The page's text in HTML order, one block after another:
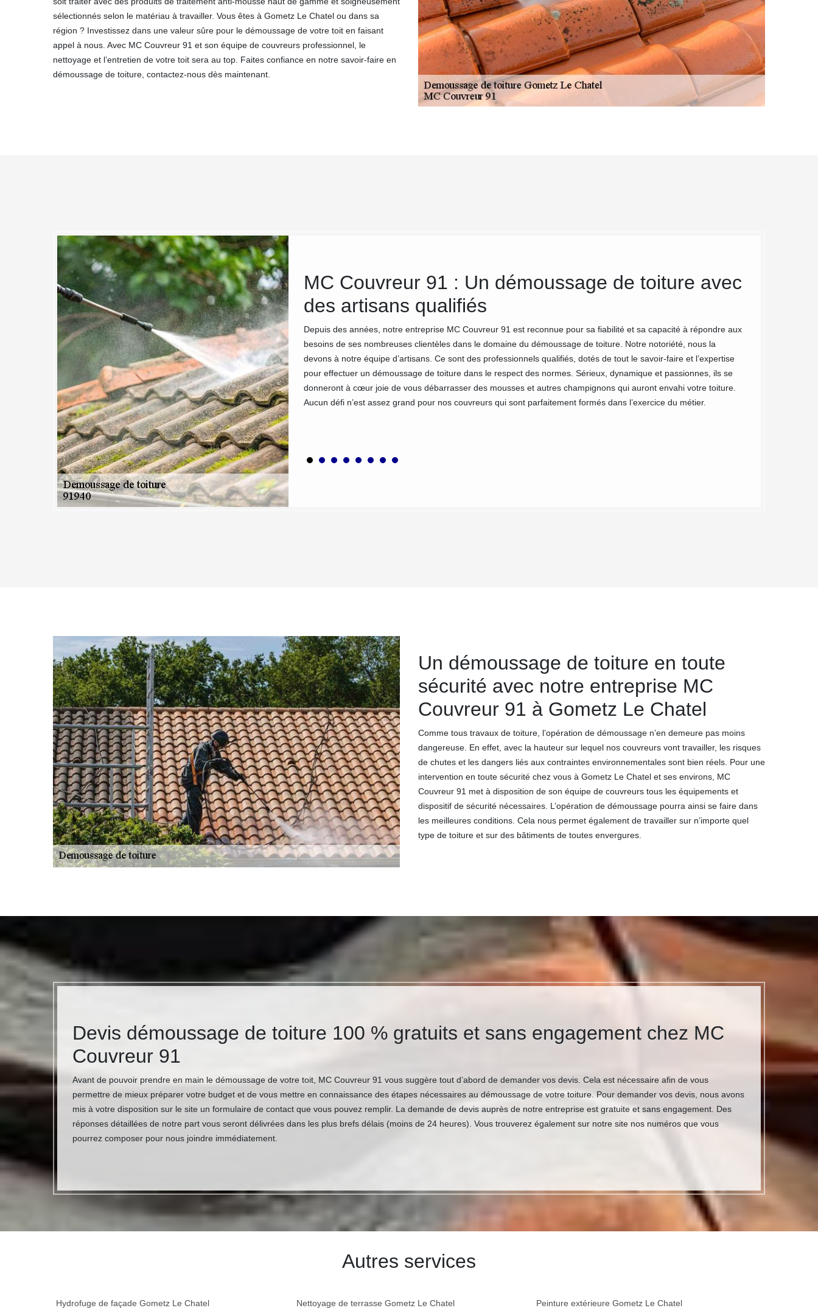
sélectionnés selon le matériau à travailler. Vous êtes à Gometz Le Chatel ou dans sa
région ? Investissez dans une valeur sûre pour le démoussage de votre toit en faisant
appel à nous. Avec MC Couvreur 91 et son équipe de couvreurs professionnel, le
nettoyage et l’entretien de votre toit sera au top. Faites confiance en notre savoir-faire en
démoussage de toiture, contactez-nous dès maintenant.
toiture est une des spécialités
MC Couvreur 91 à Gometz Le
entreprise MC Couvreur 91 est en activité à Gometz Le Chatel et dans
d’entretiens de toiture. Le démoussage de toit est l’une de nos
plus d’un de notre savoir-faire en démoussage de toiture. Grâce à une
vous pourrez vitre retrouver une toiture parfaitement assainie et apte à
vous habitez la Gometz Le Chatel et que vous ayez une mission de
fier-vous à MC Couvreur 91. Nous avons depuis toujours effectué des
à toutes les normes et les exigences de nos clients.
MC Couvreur 91 : Un démoussage de toiture avec
des artisans qualifiés
Depuis des années, notre entreprise MC Couvreur 91 est reconnue pour sa fiabilité et sa capacité à répondre aux
besoins de ses nombreuses clientèles dans le domaine du démoussage de toiture. Notre notoriété, nous la
devons à notre équipe d’artisans. Ce sont des professionnels qualifiés, dotés de tout le savoir-faire et l’expertise
pour effectuer un démoussage de toiture dans le respect des normes. Sérieux, dynamique et passionnes, ils se
donneront à cœur joie de vous débarrasser des mousses et autres champignons qui auront envahi votre toiture.
Aucun défi n’est assez grand pour nos couvreurs qui sont parfaitement formés dans l’exercice du métier.
Un démoussage de toiture en toute
sécurité avec notre entreprise MC
Couvreur 91 à Gometz Le Chatel
Comme tous travaux de toiture, l’opération de démoussage n’en demeure pas moins
dangereuse. En effet, avec la hauteur sur lequel nos couvreurs vont travailler, les risques
de chutes et les dangers liés aux contraintes environnementales sont bien réels. Pour une
intervention en toute sécurité chez vous à Gometz Le Chatel et ses environs, MC
Couvreur 91 met à disposition de son équipe de couvreurs tous les équipements et
dispositif de sécurité nécessaires. L’opération de démoussage pourra ainsi se faire dans
les meilleures conditions. Cela nous permet également de travailler sur n’importe quel
type de toiture et sur des bâtiments de toutes envergures.
Devis démoussage de toiture 100 % gratuits et sans engagement chez MC
Couvreur 91
Avant de pouvoir prendre en main le démoussage de votre toit, MC Couvreur 91 vous suggère tout d’abord de demander vos devis. Cela est nécessaire afin de vous
permettre de mieux préparer votre budget et de vous mettre en connaissance des étapes nécessaires au démoussage de votre toiture. Pour demander vos devis, nous avons
mis à votre disposition sur le site un formulaire de contact que vous pouvez remplir. La demande de devis auprès de notre entreprise est gratuite et sans engagement. Des
réponses détaillées de notre part vous seront délivrées dans les plus brefs délais (moins de 24 heures). Vous trouverez également sur notre site nos numéros que vous
pourrez composer pour nous joindre immédiatement.
Autres services
Hydrofuge de façade Gometz Le Chatel Nettoyage de terrasse Gometz Le Chatel Peinture extérieure Gometz Le Chatel